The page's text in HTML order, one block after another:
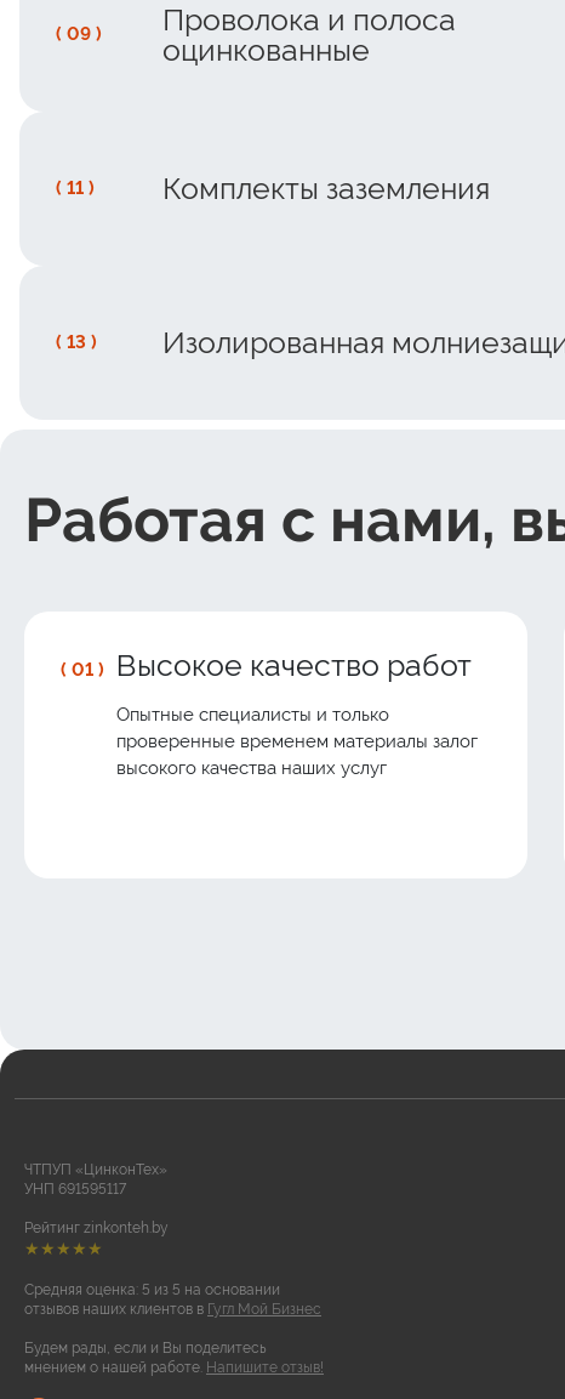
( 09 )
Проволока и полоса
оцинкованные
( 11 ) Комплекты заземления
( 13 ) Изолированная
Работая с нами,
( 01 ) Высокое качество работ
Опытные специалисты и только
проверенные временем материалы залог
высокого качества наших услуг
ЧТПУП «ЦинконТех»
УНП 691595117
Рейтинг zinkonteh.by
★★★★★
Средняя оценка: 5 из 5 на основании
отзывов наших клиентов в Гугл Мой Бизнес
Будем рады, если и Вы поделитесь
мнением о нашей работе. Напишите отзыв!